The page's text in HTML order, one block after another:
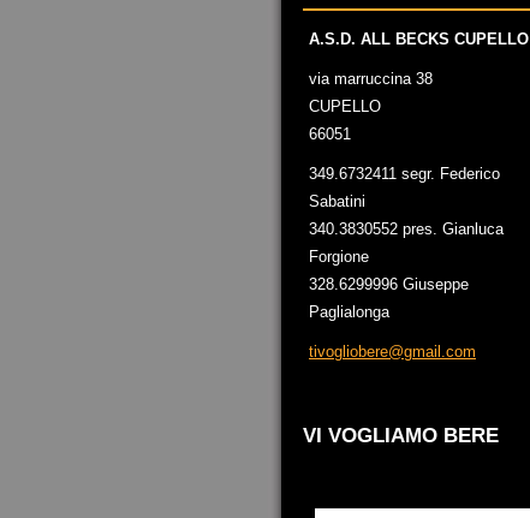
A.S.D. ALL BECKS CUPELLO
via marruccina 38
CUPELLO
66051
349.6732411 segr. Federico
Sabatini
340.3830552 pres. Gianluca
Forgione
328.6299996 Giuseppe
Paglialonga
tivogliobere@gmail.com
VI VOGLIAMO BERE